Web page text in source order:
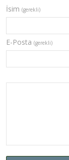
İsim (gerekli)
E-Posta (gerekli)